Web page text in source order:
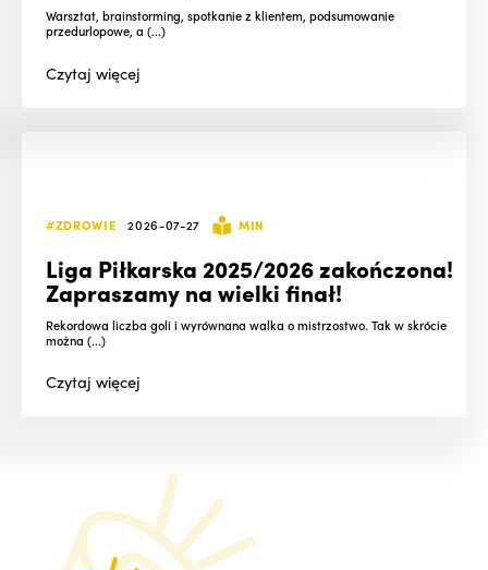
Warsztat, brainstorming, spotkanie z klientem, podsumowanie
przedurlopowe, a (...)
Czytajwięcej
#ZDROWIE 2026-07-27 MIN
Liga Piłkarska 2025/2026 zakończona!
Zapraszamy na wielki finał!
Rekordowa liczba goli i wyrównana walka o mistrzostwo. Tak w skrócie
można (...)
Czytajwięcej